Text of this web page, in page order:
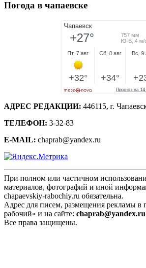
Погода в чапаевске
АДРЕС РЕДАКЦИИ: 446115, г.
ТЕЛЕФОН: 3-32-83
E-MAIL: chaprab@yandex.ru
При полном или частичном
материалов, фотографий и иной
chapaevskiy-rabochiy.ru обязательна.
Адрес для писем, размещения рекламы в
рабочий» и на сайте: chaprab@yandex.ru
Все права защищены.